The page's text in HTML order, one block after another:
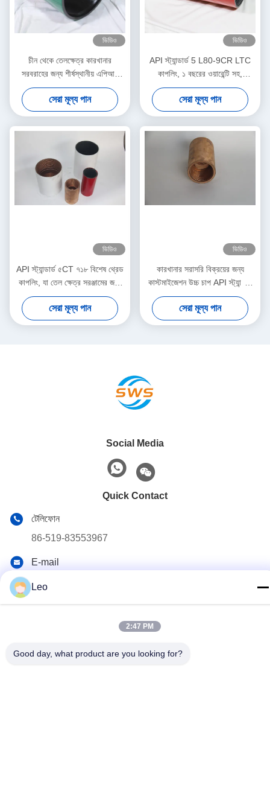
ভিডিও
চীন থেকে তেলক্ষেত্র কারখানার
সরবরাহের জন্য শীর্ষস্থানীয় এপিআই
স্ট্যান্ডার্ড 2-3/8 J55 ইইউ কাপলিং
এপিআই 5 সিটি দ্বারা প্রত্যয়িত নতুন
অবস্থা
সেরা মূল্য পান
ভিডিও
API স্ট্যান্ডার্ড 5 L80-9CR LTC
কাপলিং, ১ বছরের ওয়ারেন্টি সহ,
তাৎক্ষণিক ডেলিভারির জন্য প্রস্তুত
সেরা মূল্য পান
ভিডিও
API স্ট্যান্ডার্ড ৫CT ৭১৮ বিশেষ থ্রেড
কাপলিং, যা তেল ক্ষেত্র সরঞ্জামের জন্য
তাৎক্ষণিক ডেলিভারির জন্য উপলব্ধ
সেরা মূল্য পান
ভিডিও
কারখানার সরাসরি বিক্রয়ের জন্য
কাস্টমাইজেশন উচ্চ চাপ API স্ট্যান্ডার্ড
5 J55 LTC কাপলিং
সেরা মূল্য পান
Social Media
Quick Contact
টেলিফোন
86-519-83553967
E-mail
Leo@service-js.com
ঠিকানা
হাই-টেক ইন্ডাস্ট্রিয়াল পার্ক উজিন জোন, চাংঝু, জিয়াংসু প্রদেশ, চীন
Leo
2:47 PM
Good day, what product are you looking for?